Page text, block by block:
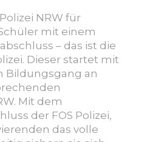
NRW für
mit einem
schluss – das ist die
Dieser startet mit
Bildungsgang an
Mit dem
der FOS Polizei,
das volle